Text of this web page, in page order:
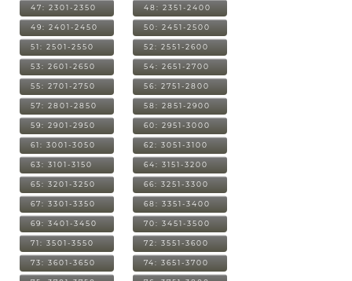
47: 2301-2350 48: 2351-2400
49: 2401-2450 50: 2451-2500
51: 2501-2550 52: 2551-2600
53: 2601-2650 54: 2651-2700
55: 2701-2750 56: 2751-2800
57: 2801-2850 58: 2851-2900
59: 2901-2950 60: 2951-3000
61: 3001-3050 62: 3051-3100
63: 3101-3150 64: 3151-3200
65: 3201-3250 66: 3251-3300
67: 3301-3350 68: 3351-3400
69: 3401-3450 70: 3451-3500
71: 3501-3550 72: 3551-3600
73: 3601-3650 74: 3651-3700